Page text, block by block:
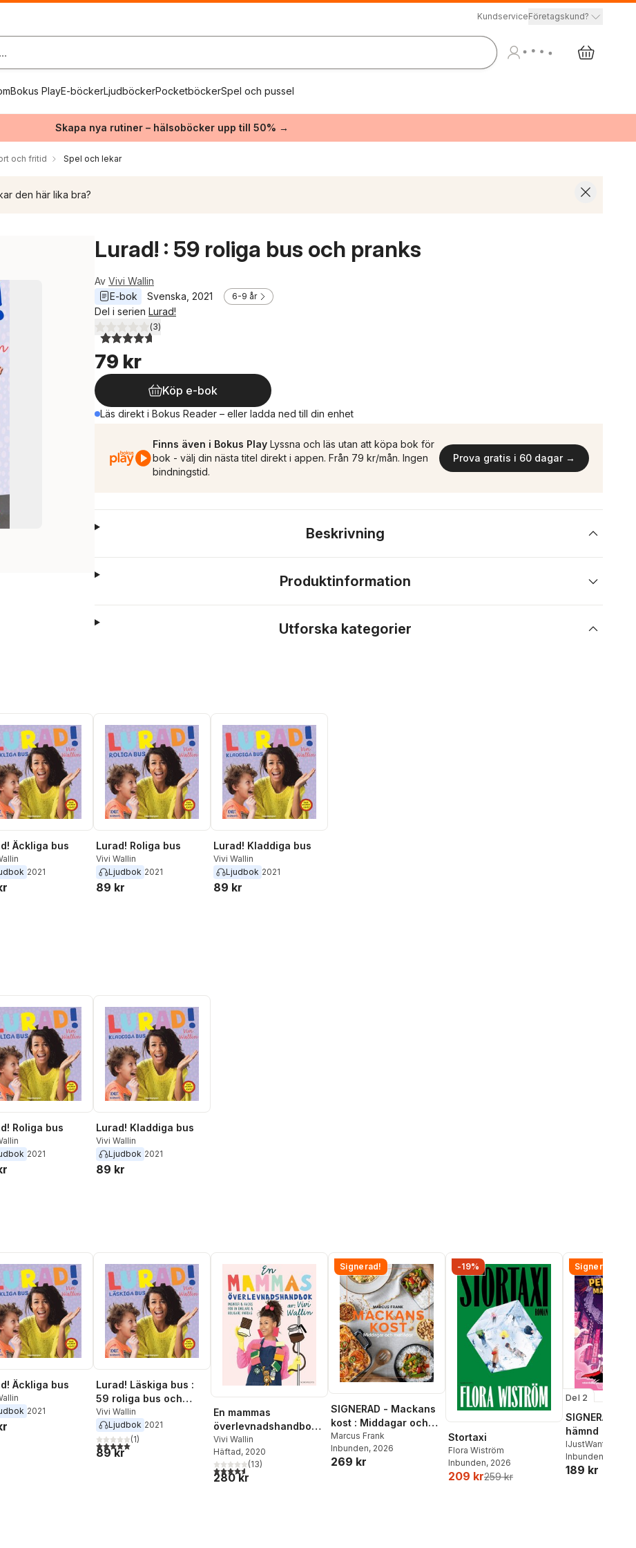
KundserviceFöretagskund?
Bokus PlayE-böckerLjudböckerPocketböckerSpel och pussel
Skapa nya rutiner – hälsoböcker upp till 50% →
och fritid Spel och lekar
den här lika bra?
Lurad! : 59 roliga bus och pranks
Av Vivi Wallin
E-bok
Svenska 2021 6-9 år
Del i serien Lurad!
4,7utav 5 stjärnor. Totalt antal röster:
(3)
79 kr
Köp e-bok
Läs direkt i Bokus Reader – eller ladda ned till din enhet
Finns även i Bokus Play Lyssna och läs utan att köpa bok för
bok - välj din nästa titel direkt i appen. Från 79 kr/mån. Ingen
bindningstid.
Prova gratis i 60 dagar →
Beskrivning
Produktinformation
Utforska kategorier
Äckliga bus
2021
Lurad! Roliga bus
Vivi Wallin
Ljudbok 2021
89 kr
Lurad! Kladdiga bus
Vivi Wallin
Ljudbok 2021
89 kr
Roliga bus
2021
Lurad! Kladdiga bus
Vivi Wallin
Ljudbok 2021
89 kr
Äckliga bus
2021
Lurad! Läskiga bus :
59 roliga bus och
pranks
Vivi Wallin
Ljudbok 2021
5,0utav 5 stjärnor. Totalt antal röster:
(1)
89 kr
En mammas
överlevnadshandbok :
insikter & hacks för en
enklare och roligare
vardag
Vivi Wallin
Häftad, 2020
4,6utav 5 stjärnor. Totalt antal röster:
(13)
280 kr
Signerad!
SIGNERAD - Mackans
kost : Middagar och
matlådor
Marcus Frank
Inbunden, 2026
269 kr
-19%
Stortaxi
Flora Wiström
Inbunden, 2026
209 kr259 kr
Signerad!
Del 2
SIGNERAD -
hämnd
Adolphson
Beer ,Victor Beer
Inbunden
189 kr